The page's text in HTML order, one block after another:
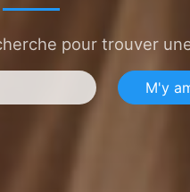
pour trouver
M'y